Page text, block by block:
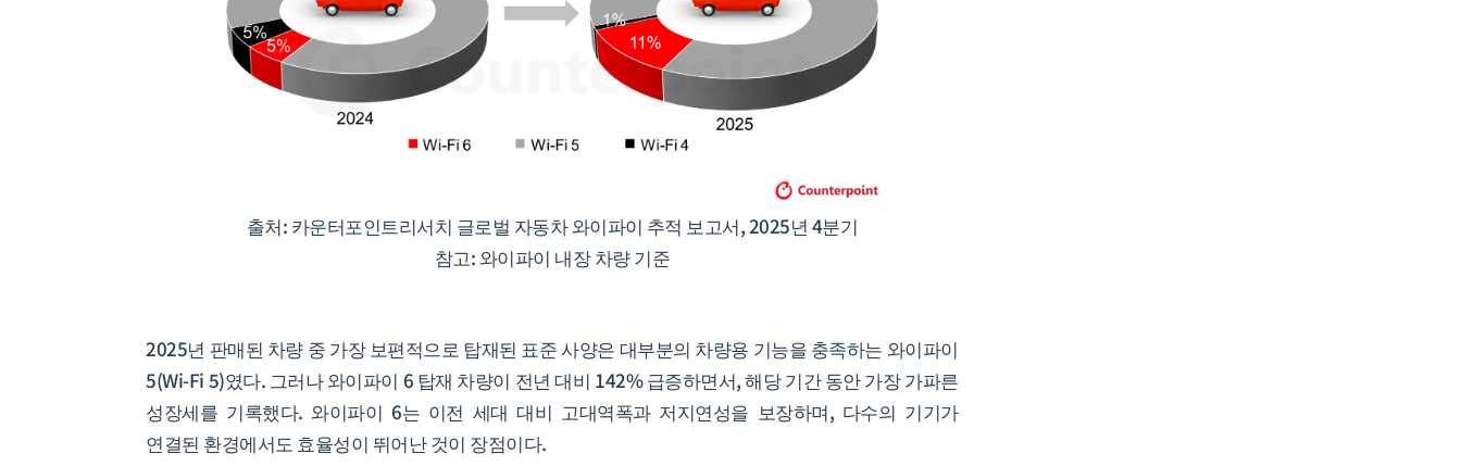
출처: 카운터포인트리서치 글로벌 자동차 와이파이 추적 보고서, 2025년 4분기
참고: 와이파이 내장 차량 기준
2025년 판매된 차량 중 가장 보편적으로 탑재된 표준 사양은 대부분의 차량용 기능을 충족하는 와이파이
5(Wi-Fi 5)였다. 그러나 와이파이 6 탑재 차량이 전년 대비 142% 급증하면서, 해당 기간 동안 가장 가파른
성장세를 기록했다. 와이파이 6는 이전 세대 대비 고대역폭과 저지연성을 보장하며, 다수의 기기가
연결된 환경에서도 효율성이 뛰어난 것이 장점이다.